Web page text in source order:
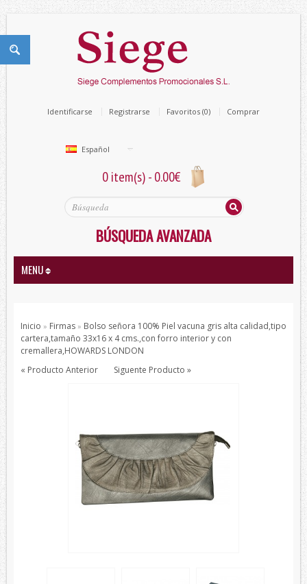
Español
Identificarse Registrarse Favoritos (0) Comprar
0 item(s) - 0.00€
BÚSQUEDA AVANZADA
MENU
Todos los Productos
Productos de protección
Chales/Foulares Devota&Lomba
Chales/Foulares Howards London
Chales/Foulares Marca Blanca
Inicio » Firmas » Bolso señora 100% Piel vacuna gris alta calidad,tipo
cartera,tamaño 33x16 x 4 cms.,con forro interior y con
cremallera,HOWARDS LONDON
« Producto Anterior
Siguente Producto »